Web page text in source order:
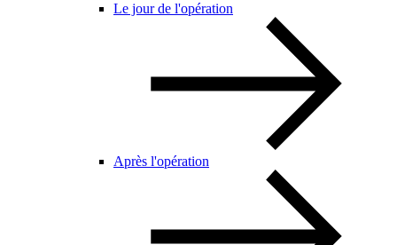
Le jour de l'opération
Après l'opération